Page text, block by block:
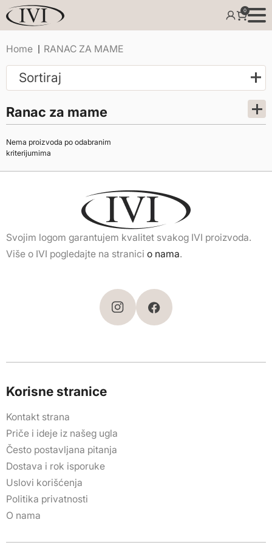
0
Home RANAC ZA MAME
Sortiraj
ranac za mame
Nema proizvoda po odabranim
kriterijumima
Svojim logom garantujem kvalitet svakog IVI proizvoda.
Više o IVI pogledajte na stranici o nama.
Korisne stranice
Kontakt strana
Priče i ideje iz našeg ugla
Često postavljana pitanja
Dostava i rok isporuke
Uslovi korišćenja
Politika privatnosti
O nama